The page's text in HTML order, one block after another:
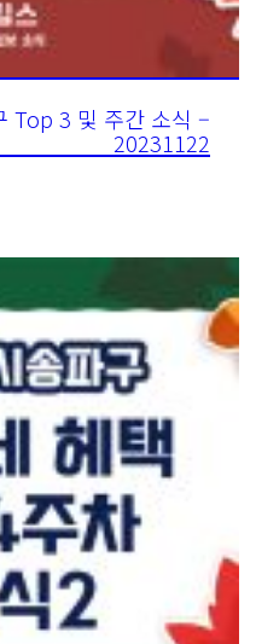
Top 3 및 주간 소식 –
20231122